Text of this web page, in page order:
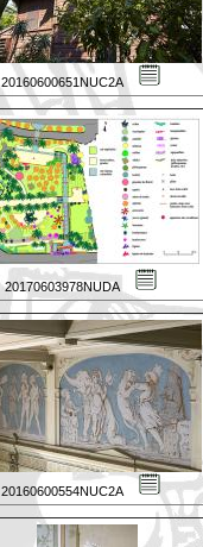
20160600651NUC2A
20170603978NUDA
20160600554NUC2A